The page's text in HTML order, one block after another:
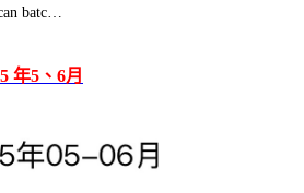
batc…
年5、6月